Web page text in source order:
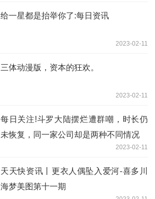
给一星都是抬举你了:每日资讯
2023-02-11
三体动漫版，资本的狂欢。
2023-02-11
每日关注!斗罗大陆摆烂遭群嘲，时长仍
未恢复，同一家公司却是两种不同情况
2023-02-11
天天快资讯丨更衣人偶坠入爱河-喜多川
海梦美图第十一期